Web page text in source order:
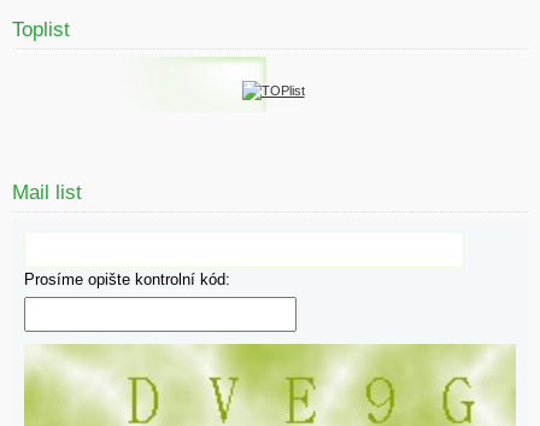
Toplist
Mail list
Prosíme opište kontrolní kód: